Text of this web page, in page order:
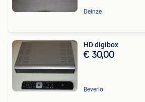
Deinze
HD digibox
€ 30,00
Beverlo